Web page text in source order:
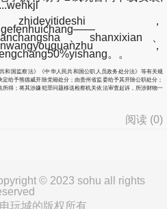
，
、shanxixian、
，
。。
和国监察法》《中华人民共和国公职人员政务处分法》等有关规
给予熊德威开除党籍处分；由贵州省监委给予其开除公职处分；
得；将其涉嫌犯罪问题移送检察机关依法审查起诉，所涉财物一
阅读 (0)
© 2023 sohu all rights
玩城的版权所有